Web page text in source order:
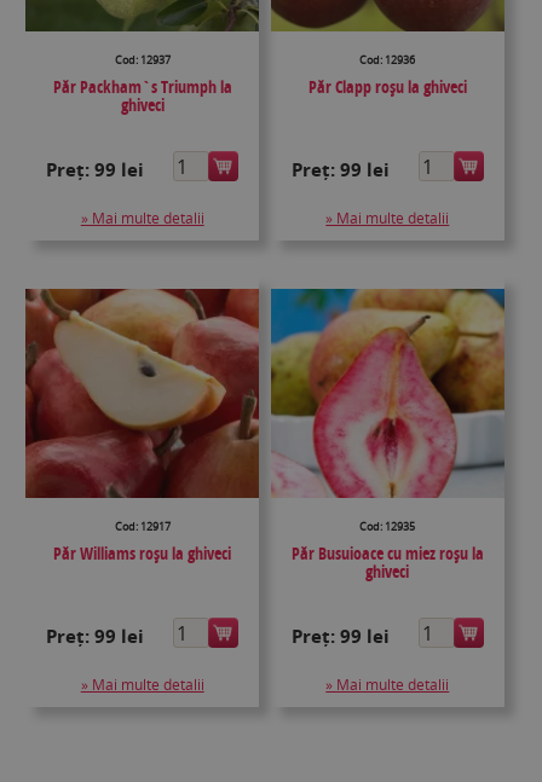
Cod: 12937
Păr Packham`s Triumph la
ghiveci
Preț:99 lei
» Mai multe detalii
Cod: 12936
Păr Clapp roșu la ghiveci
Preț: 99 lei
» Mai multe detalii
Cod: 12917
Păr Williams roşu la ghiveci
Preț:99 lei
» Mai multe detalii
Cod: 12935
Păr Busuioace cu miez roșu la
ghiveci
Preț: 99 lei
» Mai multe detalii